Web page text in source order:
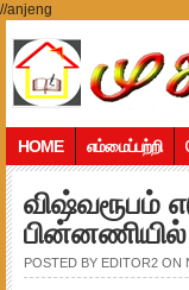
//anjeng
HOME எம்மைப்பற்றி
விஷ்வரூபம்
POSTED BY EDITOR2 ON